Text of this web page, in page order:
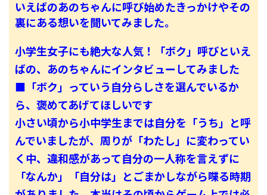
いえばのあのちゃんに呼び始めたきっかけやその
裏にある想いを聞いてみました。
小学生女子にも絶大な人気！「ボク」呼びといえ
ばの、あのちゃんにインタビューしてみました
■「ボク」っていう自分らしさを選んでいるか
ら、褒めてあげてほしいです
小さい頃から小中学生までは自分を「うち」と呼
んでいましたが、周りが「わたし」に変わってい
く中、違和感があって自分の一人称を言えずに
「なんか」「自分は」とごまかしながら喋る時期